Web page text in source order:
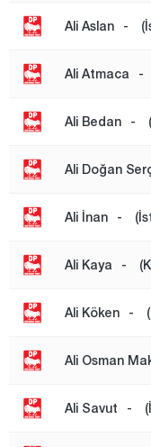
Giresun
Hakkari
Hatay
Isparta
Kahramanmaraş
Karaman
Kars
Kayseri
Kilis
Ali Aslan -
Ali Atmaca -
Ali Bedan -
Ali Doğan
Ali İnan -
Ali Kaya -
Ali Köken -
Ali Osman
Ali Savut -